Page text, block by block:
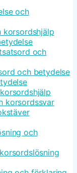
och
korsordshjälp
och
och betydelse
korsordssvar
och